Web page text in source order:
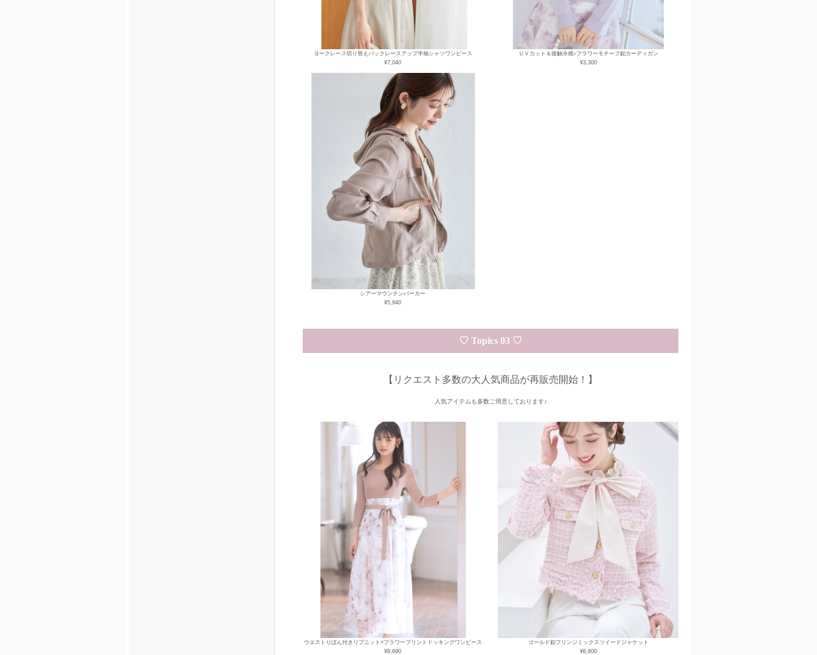
ヨークレース切り替えバックレースアップ半袖シャツワンピース
¥7,040
ＵＶカット＆接触冷感♪フラワーモチーフ釦カーディガン
¥3,300
シアーマウンテンパーカー
¥5,940
♡ Topics 03 ♡
【リクエスト多数の大人気商品が再販売開始！】
人気アイテムも多数ご用意しております♪
ウエストりぼん付きリブニット×フラワープリントドッキングワンピース
¥8,690
ゴールド釦フリンジミックスツイードジャケット
¥6,600